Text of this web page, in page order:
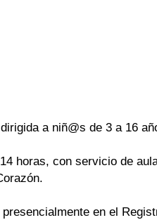
a niñ@s de 3 a 16
horas, con servicio de
en el